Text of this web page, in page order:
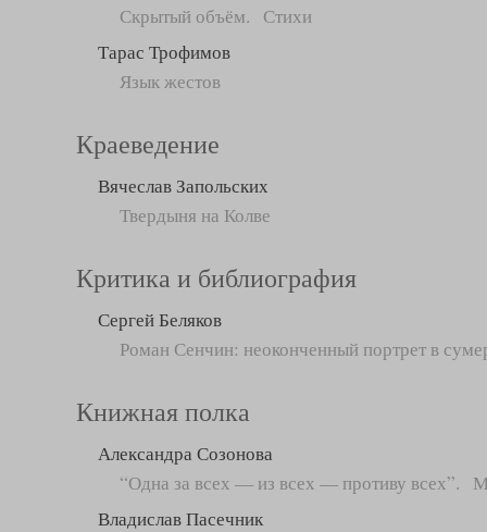
Скрытый объём. Стихи
Тарас Трофимов
Язык жестов
Краеведение
Вячеслав Запольских
Твердыня на Колве
Критика и библиография
Сергей Беляков
Роман Сенчин: неоконченный портрет в
Книжная полка
Александра Созонова
“Одна за всех — из всех — противу
Владислав Пасечник